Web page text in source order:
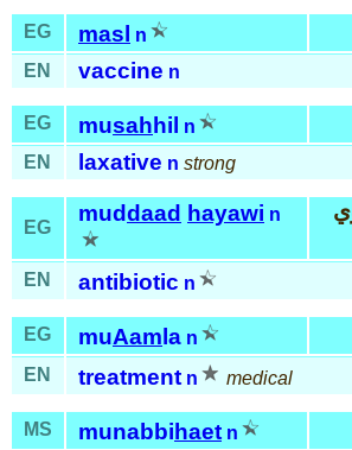
EG masl n
EN vaccine n
EG musahhil n
EN laxative n strong
EG
muddaad hayawi n
EN antibiotic n
EG muAam la n
EN treatment n medical
MS munabbihaet n